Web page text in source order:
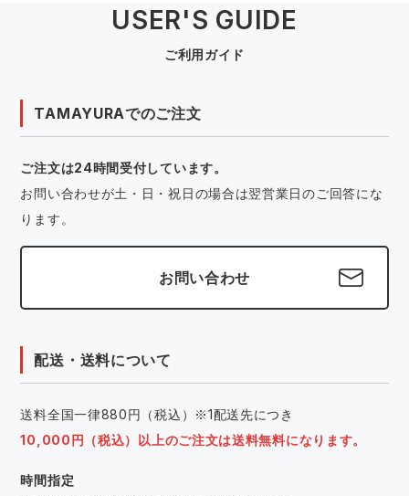
USER'S GUIDE
ご利用ガイド
TAMAYURAでのご注文
ご注文は24時間受付しています。
お問い合わせが土・日・祝日の場合は翌営業日のご回答にな
ります。
お問い合わせ
配送・送料について
送料全国一律880円（税込）※1配送先につき
10,000円（税込）以上のご注文は送料無料になります。
時間指定